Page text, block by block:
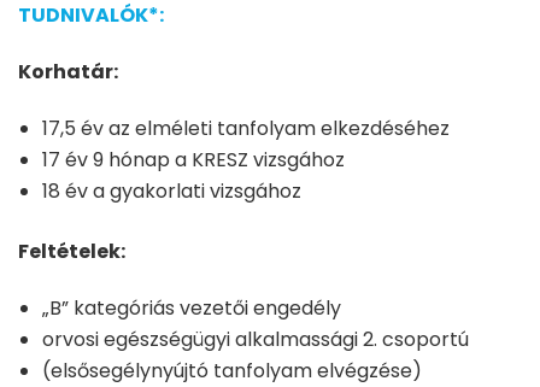
TUDNIVALÓK*:
Korhatár:
17,5 év az elméleti tanfolyam elkezdéséhez
17 év 9 hónap a KRESZ vizsgához
18 év a gyakorlati vizsgához
Feltételek:
„B” kategóriás vezetői engedély
orvosi egészségügyi alkalmassági 2. csoportú
(elsősegélynyújtó tanfolyam elvégzése)